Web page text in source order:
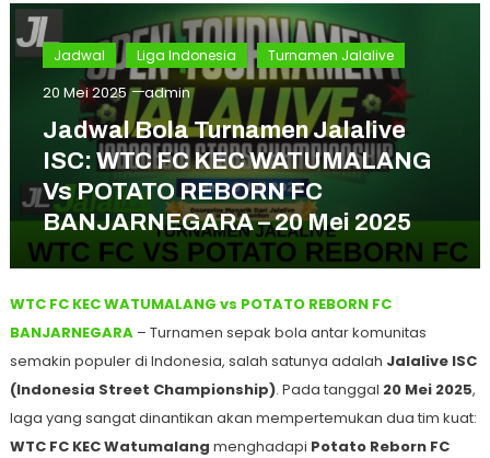
Jadwal Liga Indonesia Turnamen Jalalive
20 Mei 2025 admin
Jadwal Bola Turnamen Jalalive
ISC: WTC FC KEC WATUMALANG
Vs POTATO REBORN FC
BANJARNEGARA – 20 Mei 2025
WTC FC KEC WATUMALANG vs POTATO REBORN FC
BANJARNEGARA– Turnamen sepak bola antar komunitas
semakin populer di Indonesia, salah satunya adalah Jalalive ISC
(Indonesia Street Championship). Pada tanggal 20 Mei 2025,
laga yang sangat dinantikan akan mempertemukan dua tim kuat:
WTC FC KEC Watumalang menghadapi Potato Reborn FC